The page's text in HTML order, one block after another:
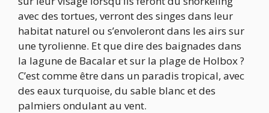
avec des tortues, verront des singes dans leur
habitat naturel ou s’envoleront dans les airs sur
une tyrolienne. Et que dire des baignades dans
la lagune de Bacalar et sur la plage de Holbox ?
C’est comme être dans un paradis tropical, avec
des eaux turquoise, du sable blanc et des
palmiers ondulant au vent.